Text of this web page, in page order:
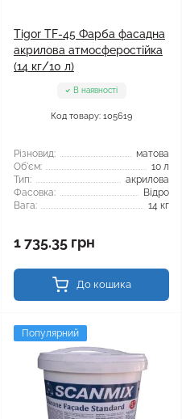
Tigor TF-45 Фарба фасадна
акрилова атмосферостійка
(14 кг/10 л)
В наявності
Код товару: 105619
Різновид:
матова
Об'єм:
10 л
Тип:
акрилова
Фасовка:
Відро
Вага:
14 кг
1 735.35 грн
До кошика
Популярний